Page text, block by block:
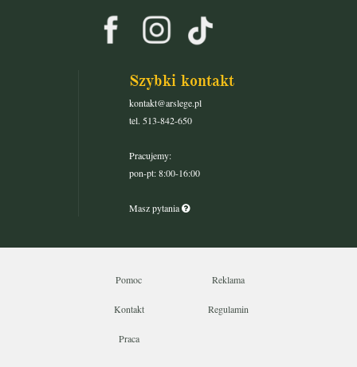
Szybki kontakt
kontakt@arslege.pl
tel. 513-842-650
Pracujemy:
pon-pt: 8:00-16:00
Masz pytania
Pomoc Reklama
Kontakt Regulamin
Praca